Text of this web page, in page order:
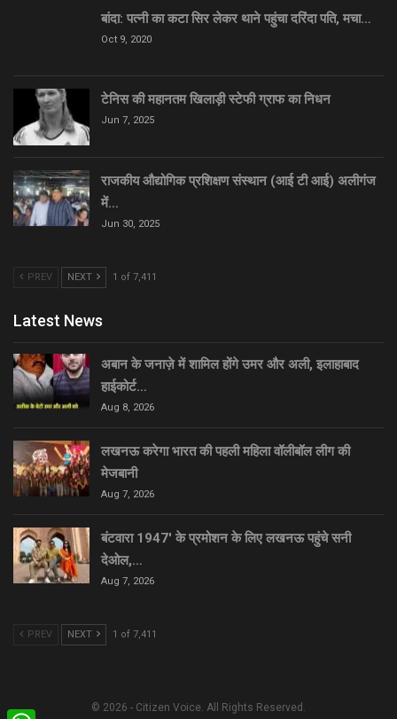
बांदा: पत्नी का कटा सिर लेकर थाने पहुंचा दरिंदा पति, मचा…
Oct 9, 2020
टेनिस की महानतम खिलाड़ी स्टेफी ग्राफ का निधन
Jun 7, 2025
राजकीय औद्योगिक प्रशिक्षण संस्थान (आई टी आई) अलीगंज
में…
Jun 30, 2025
PREV NEXT 1 of 7,411
Latest News
अबान के जनाज़े में शामिल होंगे उमर और अली, इलाहाबाद
हाईकोर्ट…
Aug 8, 2026
लखनऊ करेगा भारत की पहली महिला वॉलीबॉल लीग की
मेजबानी
Aug 7, 2026
बंटवारा 1947′ के प्रमोशन के लिए लखनऊ पहुंचे सनी
देओल,…
Aug 7, 2026
PREV NEXT 1 of 7,411
© 2026 - Citizen Voice. All Rights Reserved.